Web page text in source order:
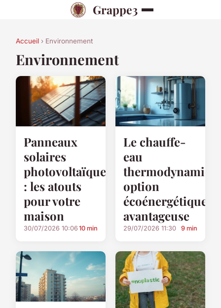
Grappe3
Accueil › Environnement
Environnement
Panneaux
solaires
photovoltaïques
: les atouts
pour votre
maison
30/07/2026 10:06 10 min
Le chauffe-
eau
option
écoénergétique
avantageuse
29/07/2026 11:30 9 min